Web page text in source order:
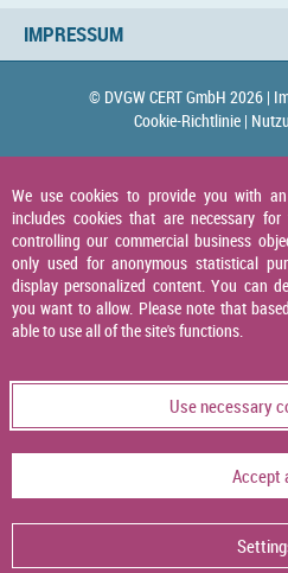
IMPRESSUM
© DVGW CERT GmbH 2026 |
Cookie-Richtlinie |
We use cookies to provide you with
includes cookies that are necessary
controlling our commercial business
only used for anonymous statistical
display personalized content. You can
you want to allow. Please note that
able to use all of the site's functions.
Use necessary
Accept